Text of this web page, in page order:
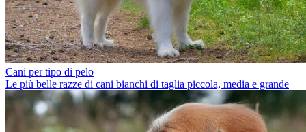
Cani per tipo di pelo
Le più belle razze di cani bianchi di taglia piccola, media e grande